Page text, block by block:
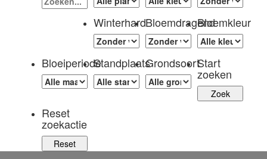
WinterhardBloemdragendBloemkleur
BloeiperiodeStandplaatsGrondsoortStart
zoeken
Reset
zoekactie